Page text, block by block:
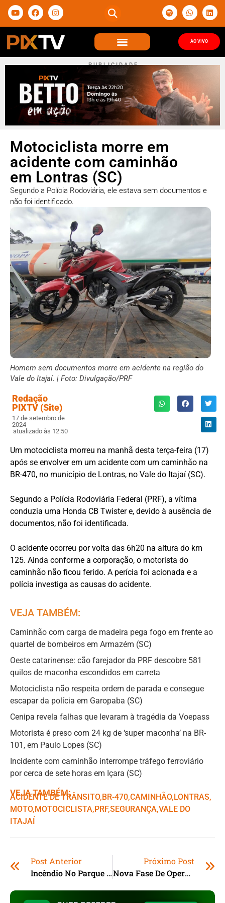
AO VIVO
P U B L I C I D A D E
Motociclista morre em
acidente com caminhão
em Lontras (SC)
Segundo a Polícia Rodoviária, ele estava sem documentos e
não foi identificado.
Homem sem documentos morre em acidente na região do
Vale do Itajaí. | Foto: Divulgação/PRF
Redação
PIXTV (Site)
17 de setembro de
2024
atualizado às 12:50
Um motociclista morreu na manhã desta terça-feira (17)
após se envolver em um acidente com um caminhão na
BR-470, no município de Lontras, no Vale do Itajaí (SC).
Segundo a Polícia Rodoviária Federal (PRF), a vítima
conduzia uma Honda CB Twister e, devido à ausência de
documentos, não foi identificada.
O acidente ocorreu por volta das 6h20 na altura do km
125. Ainda conforme a corporação, o motorista do
caminhão não ficou ferido. A perícia foi acionada e a
polícia investiga as causas do acidente.
VEJA TAMBÉM:
Caminhão com carga de madeira pega fogo em frente ao
quartel de bombeiros em Armazém (SC)
Oeste catarinense: cão farejador da PRF descobre 581
quilos de maconha escondidos em carreta
Motociclista não respeita ordem de parada e consegue
escapar da polícia em Garopaba (SC)
Cenipa revela falhas que levaram à tragédia da Voepass
Motorista é preso com 24 kg de ‘super maconha’ na BR-
101, em Paulo Lopes (SC)
Incidente com caminhão interrompe tráfego ferroviário
por cerca de sete horas em Içara (SC)
VEJA TAMBÉM:
ACIDENTE DE TRÂNSITO,ㅤBR-470,ㅤCAMINHÃO,ㅤLONTRAS,ㅤ
MOTO,ㅤMOTOCICLISTA,ㅤPRF,ㅤSEGURANÇA,ㅤVALE DO
ITAJAÍ
Post Anterior
Incêndio No Parque De Brasília Entra No 3º Dia
Próximo Post
Nova Fase De Operação Mira Grupo Responsável Por Falsos Aluguéis No Litoral Norte De SC